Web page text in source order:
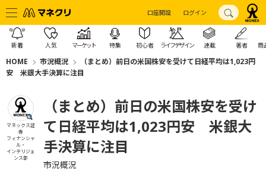
口座開設 ログイン
新着 人気 マーケット 特集 初心者 ライフデザイン 連載 著者 商
HOME 市況概況
（まとめ）前日の米国株安を受けて日経平均は1,023円
安 米銀大手決算に注目
マネックス証
券
フィナンシャ
ル・
インテリジェ
ンス部
（まとめ）前日の米国株安を受け
て日経平均は1,023円安 米銀大
手決算に注目
市況概況